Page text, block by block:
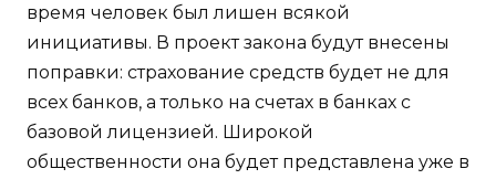
время человек был лишен всякой
инициативы. В проект закона будут внесены
поправки: страхование средств будет не для
всех банков, а только на счетах в банках с
базовой лицензией. Широкой
общественности она будет представлена уже в